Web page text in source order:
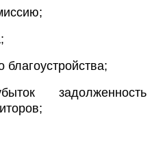
благоустройства;
задолженность